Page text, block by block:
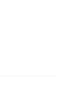
röster: